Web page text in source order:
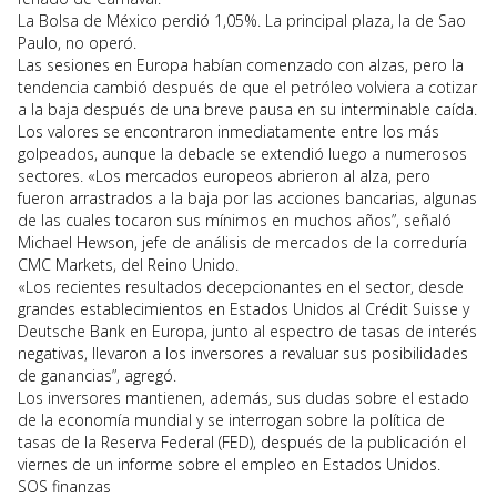
La Bolsa de México perdió 1,05%. La principal plaza, la de Sao
Paulo, no operó.
Las sesiones en Europa habían comenzado con alzas, pero la
tendencia cambió después de que el petróleo volviera a cotizar
a la baja después de una breve pausa en su interminable caída.
Los valores se encontraron inmediatamente entre los más
golpeados, aunque la debacle se extendió luego a numerosos
sectores. «Los mercados europeos abrieron al alza, pero
fueron arrastrados a la baja por las acciones bancarias, algunas
de las cuales tocaron sus mínimos en muchos años”, señaló
Michael Hewson, jefe de análisis de mercados de la correduría
CMC Markets, del Reino Unido.
«Los recientes resultados decepcionantes en el sector, desde
grandes establecimientos en Estados Unidos al Crédit Suisse y
Deutsche Bank en Europa, junto al espectro de tasas de interés
negativas, llevaron a los inversores a revaluar sus posibilidades
de ganancias”, agregó.
Los inversores mantienen, además, sus dudas sobre el estado
de la economía mundial y se interrogan sobre la política de
tasas de la Reserva Federal (FED), después de la publicación el
viernes de un informe sobre el empleo en Estados Unidos.
SOS finanzas